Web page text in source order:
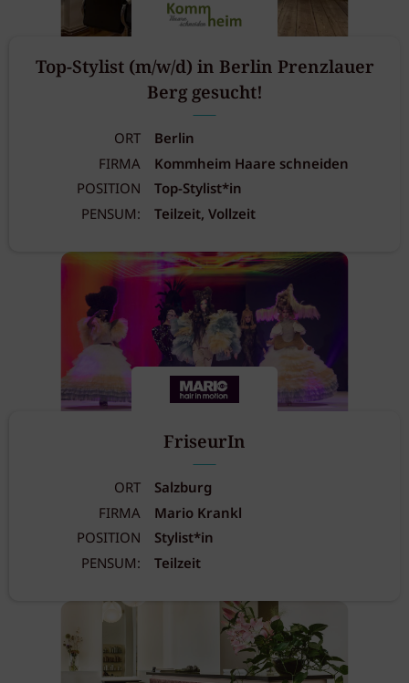
Top-Stylist (m/w/d) in Berlin Prenzlauer
Berg gesucht!
ORT
Berlin
FIRMA
Kommheim Haare schneiden
POSITION
Top-Stylist*in
PENSUM:
Teilzeit, Vollzeit
FriseurIn
ORT
Salzburg
FIRMA
Mario Krankl
POSITION
Stylist*in
PENSUM:
Teilzeit